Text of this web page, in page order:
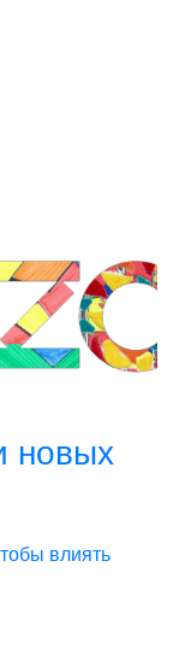
новых
влиять